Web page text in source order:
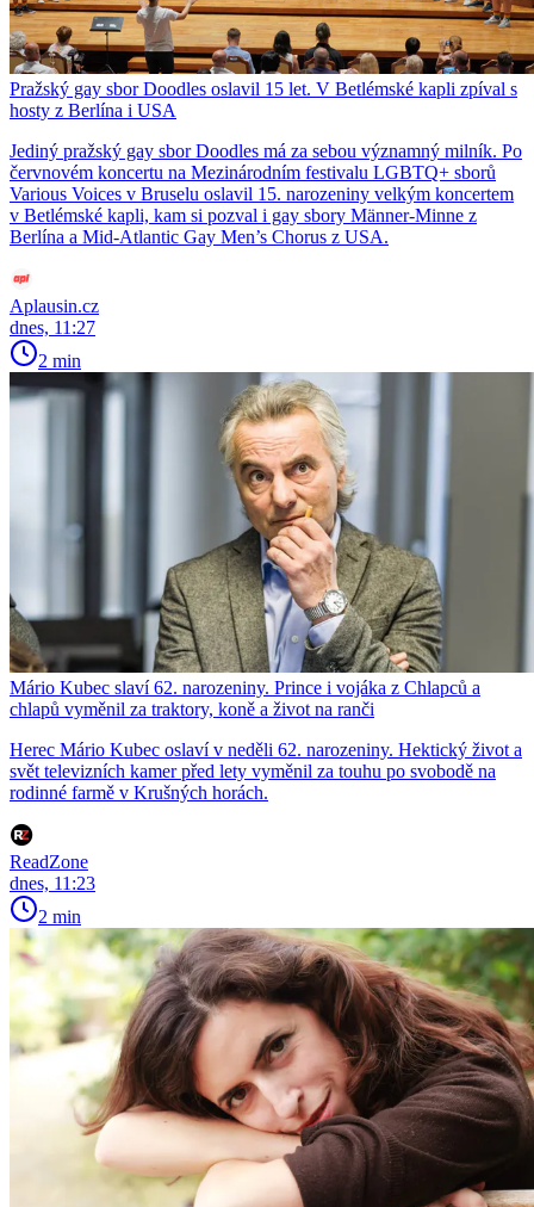
Pražský gay sbor Doodles oslavil 15 let. V Betlémské kapli zpíval s
hosty z Berlína i USA
Jediný pražský gay sbor Doodles má za sebou významný milník. Po
červnovém koncertu na Mezinárodním festivalu LGBTQ+ sborů
Various Voices v Bruselu oslavil 15. narozeniny velkým koncertem
v Betlémské kapli, kam si pozval i gay sbory Männer-Minne z
Berlína a Mid-Atlantic Gay Men’s Chorus z USA.
Aplausin.cz
dnes, 11:27
2 min
Mário Kubec slaví 62. narozeniny. Prince i vojáka z Chlapců a
chlapů vyměnil za traktory, koně a život na ranči
Herec Mário Kubec oslaví v neděli 62. narozeniny. Hektický život a
svět televizních kamer před lety vyměnil za touhu po svobodě na
rodinné farmě v Krušných horách.
ReadZone
dnes, 11:23
2 min